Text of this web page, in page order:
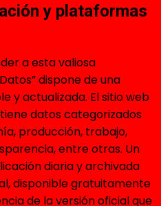
y plataformas
a esta valiosa
dispone de una
y actualizada. El sitio web
datos categorizados
producción, trabajo,
entre otras. Un
diaria y archivada
disponible gratuitamente
de la versión oficial que